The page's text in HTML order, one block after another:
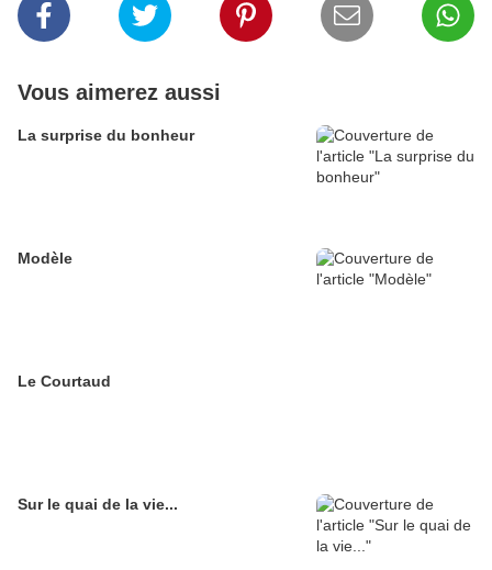
Vous aimerez aussi
La surprise du bonheur
Modèle
Le Courtaud
Sur le quai de la vie...